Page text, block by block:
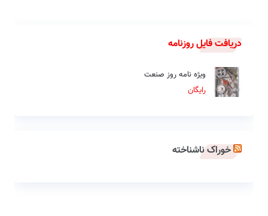
دریافت فایل روزنامه
ویژه نامه روز صنعت
رایگان
خوراک ناشناخته